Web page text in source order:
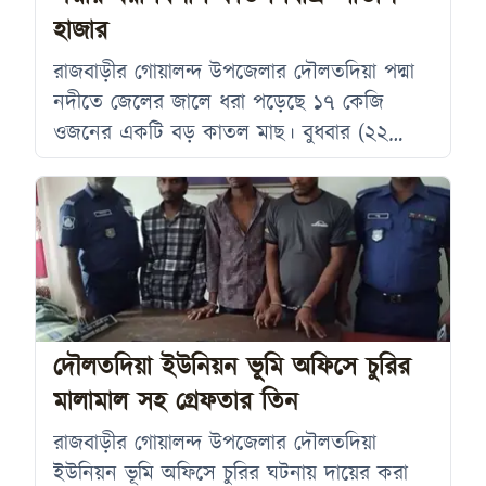
হাজার
রাজবাড়ীর গোয়ালন্দ উপজেলার দৌলতদিয়া পদ্মা
নদীতে জেলের জালে ধরা পড়েছে ১৭ কেজি
ওজনের একটি বড় কাতল মাছ। বুধবার (২২
জুলাই) ভোরে পদ্মা নদীর মোহনায় মাছটি ধরা
পড়ে। পরে উন্মুক্ত নিলামে বিক্রি হওয়ার পর
অনলাইনের মাধ্যমে রাজশাহীর এক ক্রেতার কাছে
মাছটি ২৭ হাজার ২০০ টাকায় বিক্রি করা হয়।
স্থানীয় সূত্রে জানা যায়, ভোরে মাছটি জেলে একক
হালদারের জালে ধরা পড়ে। এরপর তিনি
দৌলতদিয়া ইউনিয়ন ভূমি অফিসে চুরির
মালামাল সহ গ্রেফতার তিন
রাজবাড়ীর গোয়ালন্দ উপজেলার দৌলতদিয়া
ইউনিয়ন ভূমি অফিসে চুরির ঘটনায় দায়ের করা